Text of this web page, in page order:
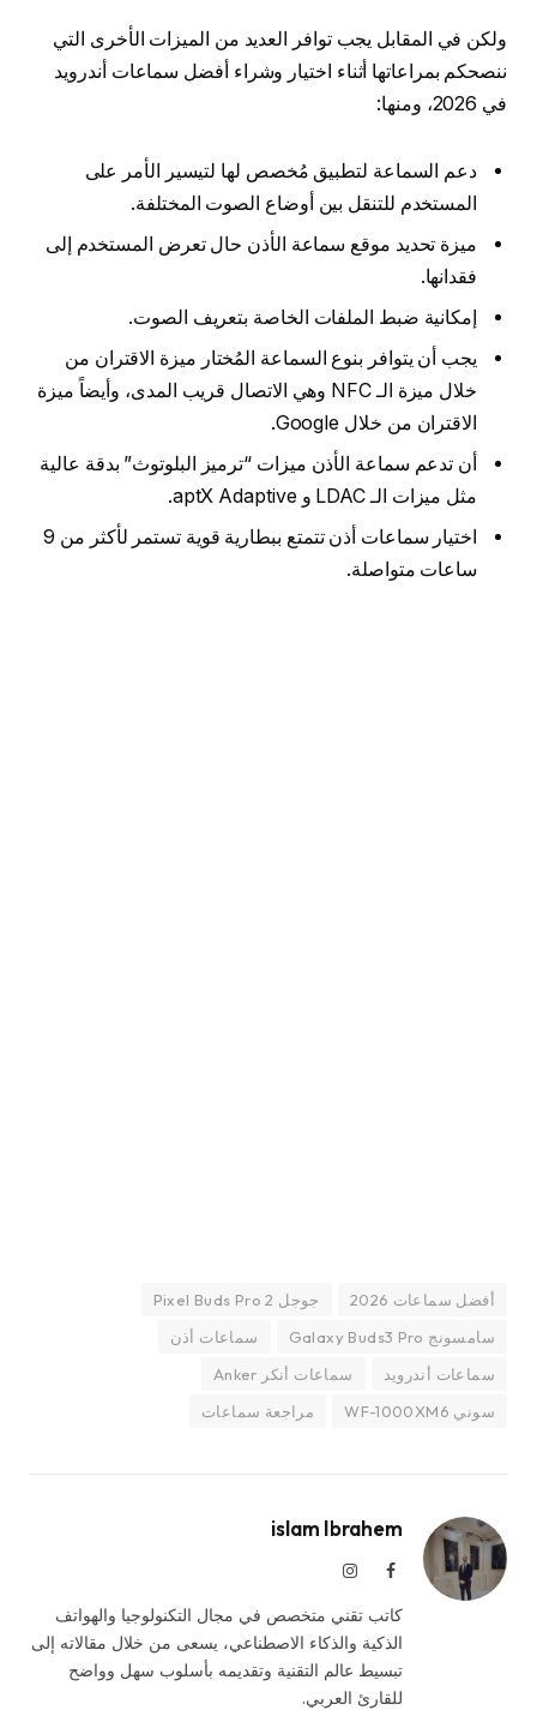
ولكن في المقابل يجب توافر العديد من الميزات الأخرى التي
ننصحكم بمراعاتها أثناء اختيار وشراء أفضل سماعات أندرويد
في 2026، ومنها:
دعم السماعة لتطبيق مُخصص لها لتيسير الأمر على
المستخدم للتنقل بين أوضاع الصوت المختلفة.
ميزة تحديد موقع سماعة الأذن حال تعرض المستخدم إلى
فقدانها.
إمكانية ضبط الملفات الخاصة بتعريف الصوت.
يجب أن يتوافر بنوع السماعة المُختار ميزة الاقتران من
خلال ميزة الـ NFC وهي الاتصال قريب المدى، وأيضاً ميزة
الاقتران من خلال Google.
أن تدعم سماعة الأذن ميزات “ترميز البلوتوث” بدقة عالية
مثل ميزات الـ LDAC و aptX Adaptive.
اختيار سماعات أذن تتمتع ببطارية قوية تستمر لأكثر من 9
ساعات متواصلة.
أفضل سماعات 2026
جوجل Pixel Buds Pro 2
سامسونج Galaxy Buds3 Pro
سماعات أذن
سماعات أندرويد
سماعات أنكر Anker
سوني WF-1000XM6
مراجعة سماعات
islam Ibrahem
فيسبوكالانستغرام
كاتب تقني متخصص في مجال التكنولوجيا والهواتف
الذكية والذكاء الاصطناعي، يسعى من خلال مقالاته إلى
تبسيط عالم التقنية وتقديمه بأسلوب سهل وواضح
للقارئ العربي.